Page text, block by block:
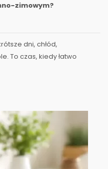
zimowym?
dni, chłód,
To czas, kiedy łatwo